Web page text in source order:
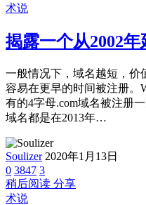
术说
揭露一个从2002
一般情况下，域名越短，价
容易在更早的时间被注册。
有的4字母.com域名被注册
域名都是在2013年…
Soulizer 2020年1月13日
0 3847 3
稍后阅读 分享
术说